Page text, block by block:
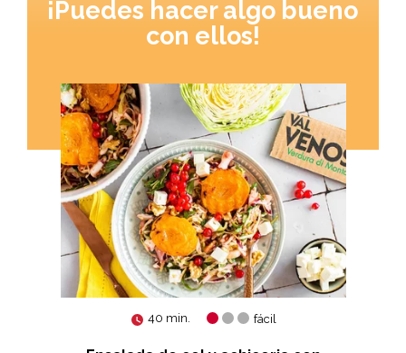
¡Puedes hacer algo bueno
con ellos!
40 min. fácil